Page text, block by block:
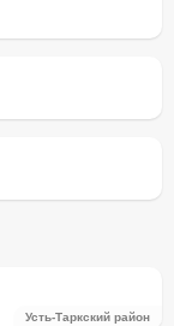
Усть-Таркский район